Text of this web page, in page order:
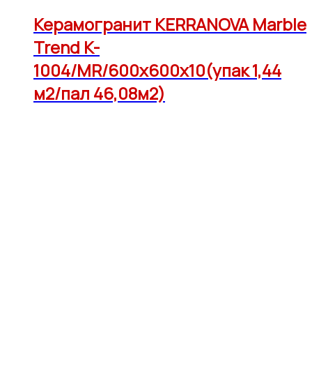
Керамогранит KERRANOVA Marble
Trend K-
1004/MR/600x600x10(упак 1,44
м2/пал 46,08м2)